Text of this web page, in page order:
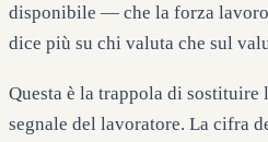
disponibile — che la forza
dice più su chi valuta che sul
Questa è la trappola di
segnale del lavoratore. La cifra